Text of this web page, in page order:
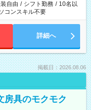
自由 / シフト勤務 / 10名以
コンスキル不要
詳細へ
掲載日：2026.08.06
房具のモクモク